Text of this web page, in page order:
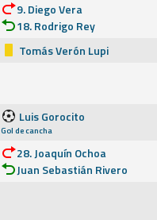
9. Diego Vera
18. Rodrigo Rey
Tomás Verón Lupi
Luis Gorocito
Gol de cancha
28. Joaquín Ochoa
Juan Sebastián Rivero